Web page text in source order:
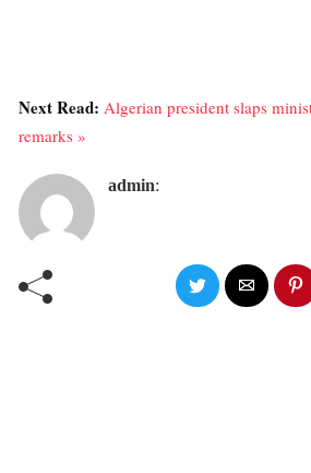
Next Read: Algerian president slaps
remarks »
admin: